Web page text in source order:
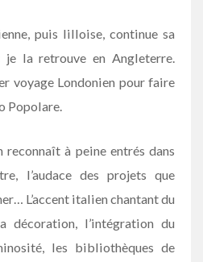
puis lilloise, continue sa
la retrouve en Angleterre.
voyage Londonien pour faire
Popolare.
à peine entrés dans
l’audace des projets que
L’accent italien chantant du
décoration, l’intégration du
les bibliothèques de